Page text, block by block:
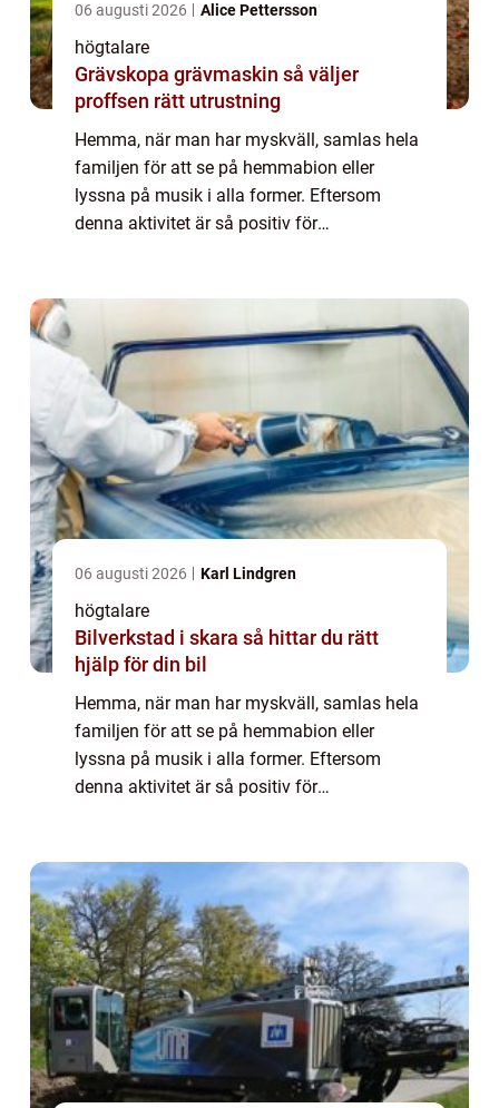
06 augusti 2026 Alice Pettersson
högtalare
Grävskopa grävmaskin så väljer
proffsen rätt utrustning
Hemma, när man har myskväll, samlas hela
familjen för att se på hemmabion eller
lyssna på musik i alla former. Eftersom
denna aktivitet är så positiv för
06 augusti 2026 Karl Lindgren
högtalare
Bilverkstad i skara så hittar du rätt
hjälp för din bil
Hemma, när man har myskväll, samlas hela
familjen för att se på hemmabion eller
lyssna på musik i alla former. Eftersom
denna aktivitet är så positiv för